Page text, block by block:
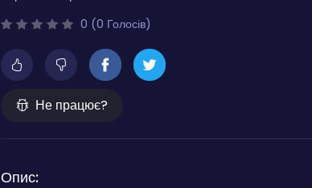
0 (0 Голосів)
Не працює?
Опис: